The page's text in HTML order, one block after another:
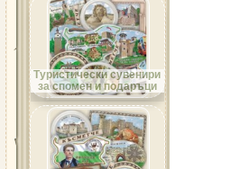
Област Велико Търново
Туристически сувенири
за спомен и подаръци